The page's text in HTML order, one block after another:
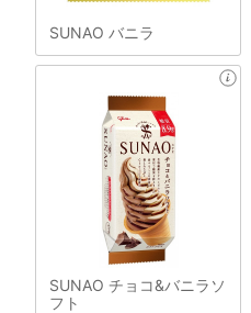
SUNAO バニラ
SUNAO チョコ&バニラソ
フト